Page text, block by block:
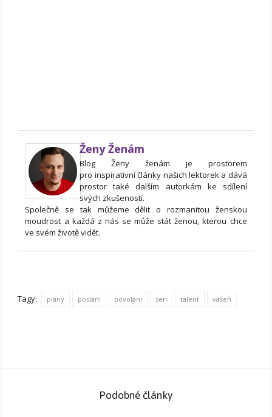
Ženy Ženám
Blog Ženy ženám je prostorem
pro inspirativní články našich lektorek a dává
prostor také dalším autorkám ke sdílení
svých zkušeností.
Společně se tak můžeme dělit o rozmanitou ženskou
moudrost a každá z nás se může stát ženou, kterou chce
ve svém životě vidět.
Tagy: plány poslání povolání sen talent vášeň
Podobné články